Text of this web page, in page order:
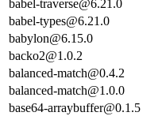
babel-traverse@6.21.0
babel-types@6.21.0
babylon@6.15.0
backo2@1.0.2
balanced-match@0.4.2
balanced-match@1.0.0
base64-arraybuffer@0.1.5